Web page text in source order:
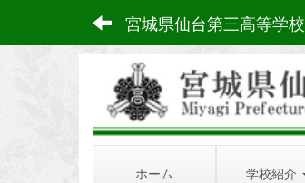
宮城県仙台第三高等学校
ホーム 学校紹介